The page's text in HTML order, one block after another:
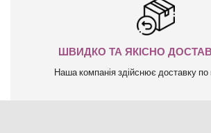
ШВИДКО ТА ЯКІСНО
Наша компанія здійснює доставку по